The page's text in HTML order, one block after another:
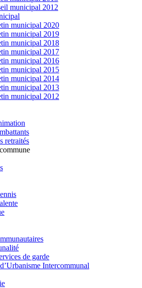
municipal 2012
municipal 2020
municipal 2019
municipal 2018
municipal 2017
municipal 2016
municipal 2015
municipal 2014
municipal 2013
municipal 2012
retraités
de garde
Intercommunal